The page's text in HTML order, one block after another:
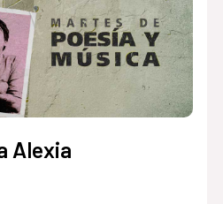
Alexia